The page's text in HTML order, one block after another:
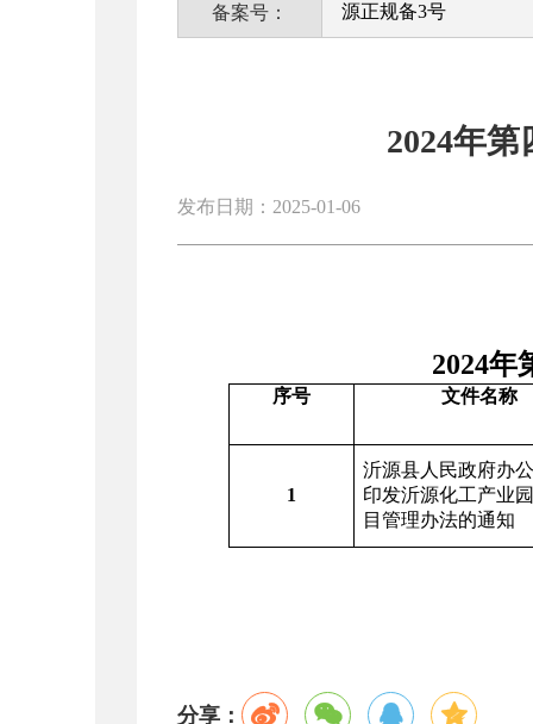
备案号： 源正规备3号
2024年
发布日期：2025-01-06
2024年第四季
序号 文件名称
1
沂源县人民政府办
印发沂源化工产业
目管理办法的通知
分享：